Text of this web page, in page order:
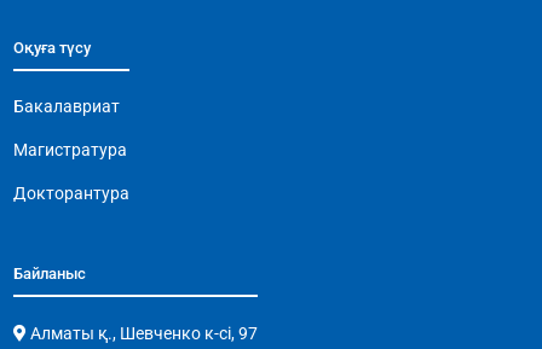
Оқуға түсу
Бакалавриат
Магистратура
Докторантура
Байланыс
Алматы қ., Шевченко к-сі, 97